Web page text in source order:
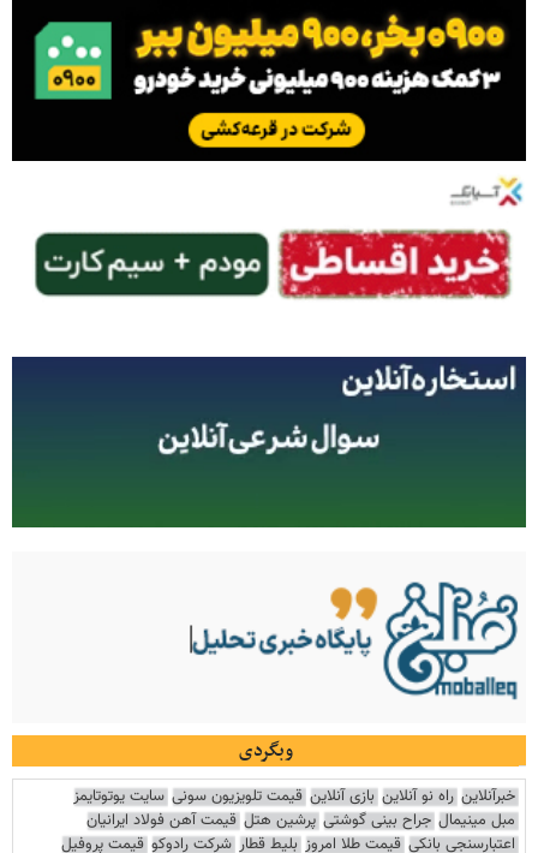
وبگردی
خبرآنلاین راه نو آنلاین بازی آنلاین قیمت تلویزیون سونی سایت یوتوتایمز
مبل مینیمال جراح بینی گوشتی پرشین هتل قیمت آهن فولاد ایرانیان
اعتبارسنجی بانکی قیمت طلا امروز بلیط قطار شرکت رادوکو قیمت پروفیل